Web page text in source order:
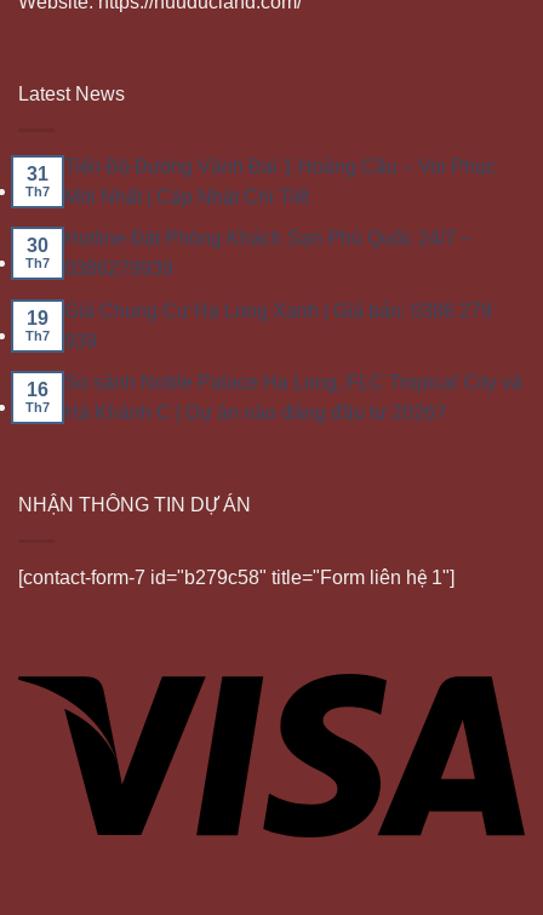
Latest News
31
Th7
Tiến Độ Đường Vành Đai 1 Hoàng Cầu – Voi Phục
Mới Nhất | Cập Nhật Chi Tiết
30
Th7
Hotline Đặt Phòng Khách Sạn Phú Quốc 24/7 –
0386279939
19
Th7
Giá Chung Cư Hạ Long Xanh | Giá bán: 0386 279
939
16
Th7
So sánh Noble Palace Hạ Long, FLC Tropical City và
Hà Khánh C | Dự án nào đáng đầu tư 2026?
NHẬN THÔNG TIN DỰ ÁN
[contact-form-7 id="b279c58" title="Form liên hệ 1"]